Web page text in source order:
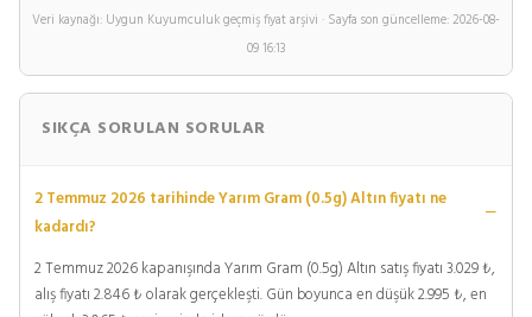
Veri kaynağı: Uygun Kuyumculuk geçmiş fiyat arşivi · Sayfa son güncelleme: 2026-08-
09 16:13
SIKÇA SORULAN SORULAR
2 Temmuz 2026 tarihinde Yarım Gram (0.5g) Altın fiyatı ne
kadardı?
2 Temmuz 2026 kapanışında Yarım Gram (0.5g) Altın satış fiyatı 3.029 ₺,
alış fiyatı 2.846 ₺ olarak gerçekleşti. Gün boyunca en düşük 2.995 ₺, en